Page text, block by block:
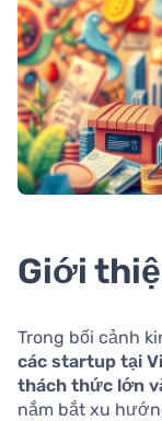
Giới
Trong bối cảnh
các startup tại
thách thức lớn
nắm bắt xu